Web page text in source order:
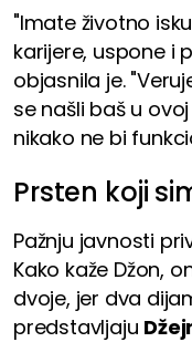
"Imate životno
karijere, uspone i
objasnila je.
se našli baš u
nikako ne bi
Prsten koji
Pažnju javnosti
Kako kaže Džon,
dvoje, jer dva
predstavljaju